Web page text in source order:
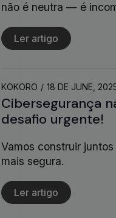
não é neutra — é
Ler artigo
Cibersegurança
desafio urgente!
KOKORO 18 DE JUNE,
Vamos construir
mais segura.
Ler artigo